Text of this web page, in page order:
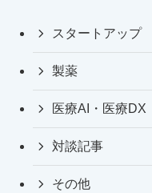
スタートアップ
製薬
医療AI・医療DX
対談記事
その他